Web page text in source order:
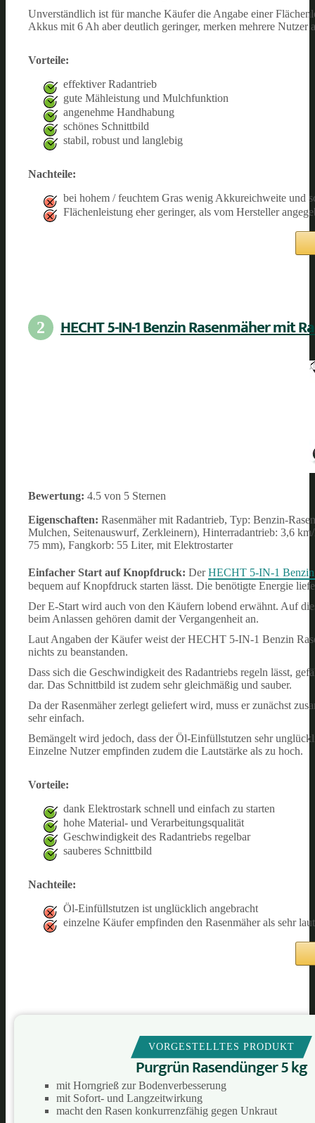
Unverständlich ist für manche Käufer die Angabe einer
Akkus mit 6 Ah aber deutlich geringer, merken mehrere Nutzer
Vorteile:
effektiver Radantrieb
gute Mähleistung und Mulchfunktion
angenehme Handhabung
schönes Schnittbild
stabil, robust und langlebig
Nachteile:
bei hohem / feuchtem Gras wenig Akkureichweite und
Flächenleistung eher geringer, als vom Hersteller
2 HECHT 5-IN-1 Benzin Rasenmäher mit
Bewertung: 4.5 von 5 Sternen
Eigenschaften: Rasenmäher mit Radantrieb, Typ: Benzin-
Mulchen, Seitenauswurf, Zerkleinern), Hinterradantrieb: 3,6
75 mm), Fangkorb: 55 Liter, mit Elektrostarter
Einfacher Start auf Knopfdruck: DerHECHT 5-IN-1 Benzin
bequem auf Knopfdruck starten lässt. Die benötigte Energie
Der E-Start wird auch von den Käufern lobend erwähnt. Auf
beim Anlassen gehören damit der Vergangenheit an.
Laut Angaben der Käufer weist der HECHT 5-IN-1 Benzin
nichts zu beanstanden.
Dass sich die Geschwindigkeit des Radantriebs regeln lässt,
dar. Das Schnittbild ist zudem sehr gleichmäßig und sauber.
Da der Rasenmäher zerlegt geliefert wird, muss er zunächst
sehr einfach.
Bemängelt wird jedoch, dass der Öl-Einfüllstutzen sehr
Einzelne Nutzer empfinden zudem die Lautstärke als zu hoch.
Vorteile:
dank Elektrostark schnell und einfach zu starten
hohe Material- und Verarbeitungsqualität
Geschwindigkeit des Radantriebs regelbar
sauberes Schnittbild
Nachteile:
Öl-Einfüllstutzen ist unglücklich angebracht
einzelne Käufer empfinden den Rasenmäher als sehr laut
VORGESTELLTES PRODUKT
Purgrün Rasendünger 5 kg
mit Horngrieß zur Bodenverbesserung
mit Sofort- und Langzeitwirkung
macht den Rasen konkurrenzfähig gegen Unkraut